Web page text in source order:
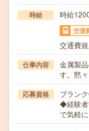
時給 時給
交通
交通費
仕事内容
金属製
す。黙
応募資格
ブラン
◆経験者
で気軽